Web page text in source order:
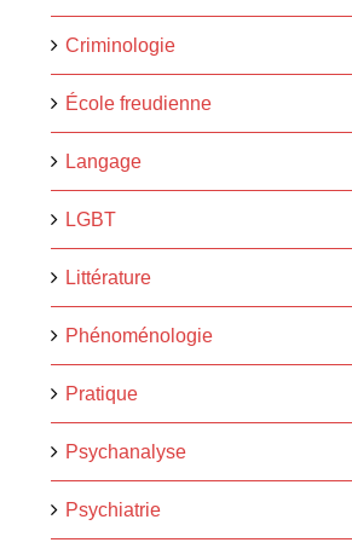
Criminologie
École freudienne
Langage
LGBT
Littérature
Phénoménologie
Pratique
Psychanalyse
Psychiatrie